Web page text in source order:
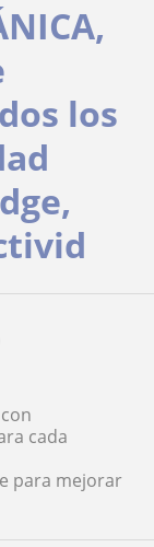
los
cada
para mejorar